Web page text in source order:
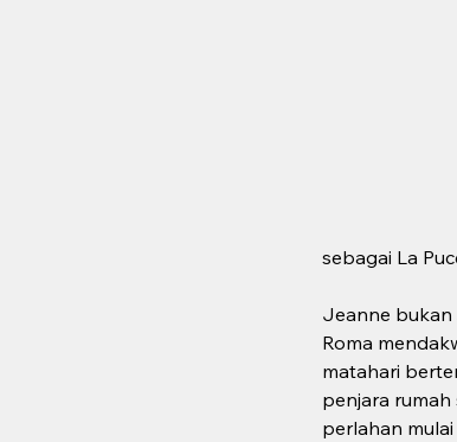
sebagai La
Jeanne bukan
Roma
matahari
penjara
perlahan